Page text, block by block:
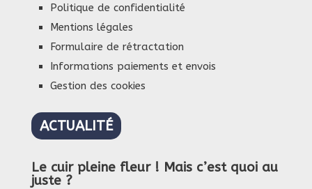
Politique de confidentialité
Mentions légales
Formulaire de rétractation
Informations paiements et envois
Gestion des cookies
ACTUALITÉ
Le cuir pleine fleur ! Mais c’est quoi au
juste ?